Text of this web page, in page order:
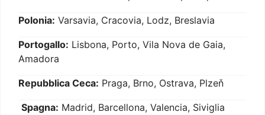
Polonia: Varsavia, Cracovia, Lodz, Breslavia
Portogallo: Lisbona, Porto, Vila Nova de Gaia,
Amadora
Repubblica Ceca: Praga, Brno, Ostrava, Plzeň
Spagna: Madrid, Barcellona, Valencia, Siviglia